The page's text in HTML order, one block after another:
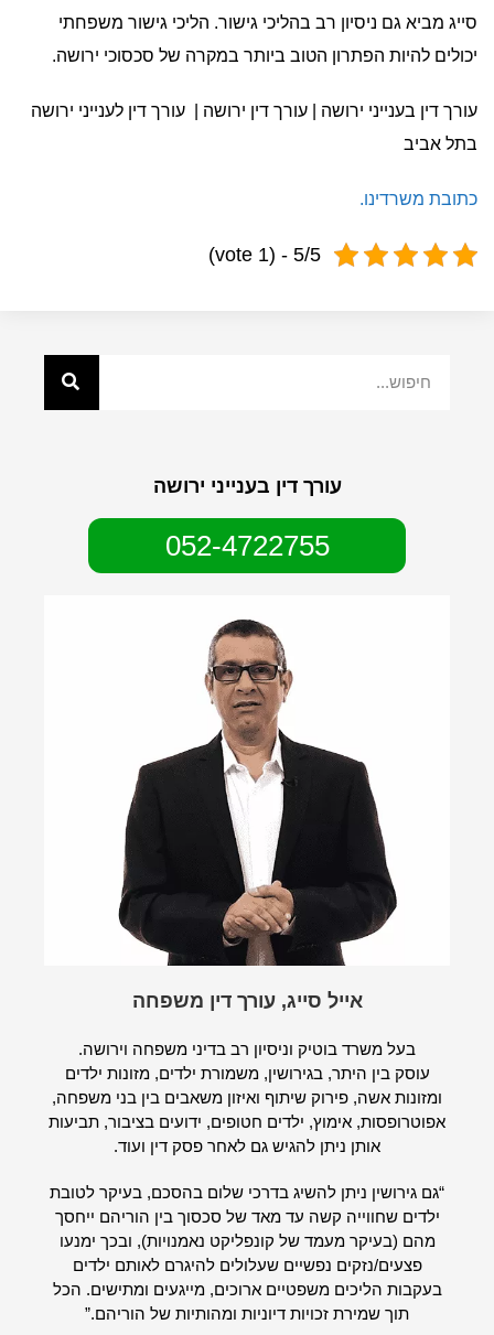
סייג מביא גם ניסיון רב בהליכי גישור. הליכי גישור משפחתי
יכולים להיות הפתרון הטוב ביותר במקרה של סכסוכי ירושה.
עורך דין בענייני ירושה | עורך דין ירושה | עורך דין לענייני ירושה
בתל אביב
כתובת משרדינו.
5/5 - (1 vote)
עורך דין בענייני ירושה
052-4722755
אייל סייג, עורך דין משפחה
בעל משרד בוטיק וניסיון רב בדיני משפחה וירושה.
עוסק בין היתר, בגירושין, משמורת ילדים, מזונות ילדים
ומזונות אשה, פירוק שיתוף ואיזון משאבים בין בני משפחה,
אפוטרופסות, אימוץ, ילדים חטופים, ידועים בציבור, תביעות
אותן ניתן להגיש גם לאחר פסק דין ועוד.
“גם גירושין ניתן להשיג בדרכי שלום בהסכם, בעיקר לטובת
ילדים שחווייה קשה עד מאד של סכסוך בין הוריהם ייחסך
מהם (בעיקר מעמד של קונפליקט נאמנויות), ובכך ימנעו
פצעים/נזקים נפשיים שעלולים להיגרם לאותם ילדים
בעקבות הליכים משפטיים ארוכים, מייגעים ומתישים. הכל
תוך שמירת זכויות דיוניות ומהותיות של הוריהם.”